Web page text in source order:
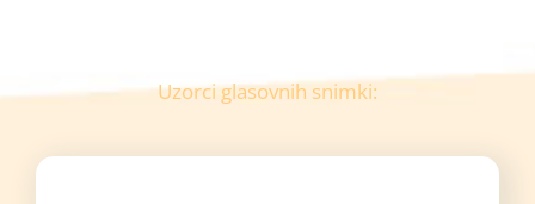
Uzorci glasovnih snimki: